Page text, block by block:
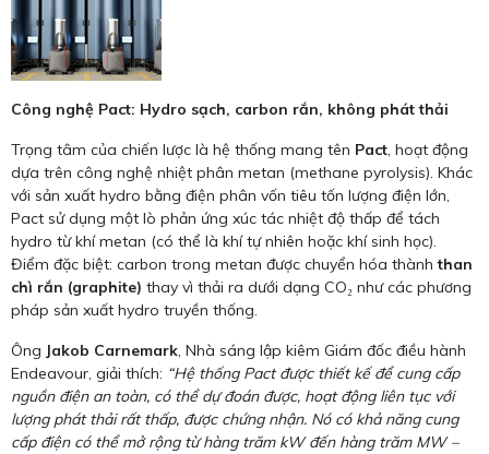
Công nghệ Pact: Hydro sạch, carbon rắn, không phát thải
Trọng tâm của chiến lược là hệ thống mang tên Pact, hoạt động
dựa trên công nghệ nhiệt phân metan (methane pyrolysis). Khác
với sản xuất hydro bằng điện phân vốn tiêu tốn lượng điện lớn,
Pact sử dụng một lò phản ứng xúc tác nhiệt độ thấp để tách
hydro từ khí metan (có thể là khí tự nhiên hoặc khí sinh học).
Điểm đặc biệt: carbon trong metan được chuyển hóa thànhthan
chì rắn (graphite) thay vì thải ra dưới dạng CO₂ như các phương
pháp sản xuất hydro truyền thống.
Ông Jakob Carnemark, Nhà sáng lập kiêm Giám đốc điều hành
Endeavour, giải thích: “Hệ thống Pact được thiết kế để cung cấp
nguồn điện an toàn, có thể dự đoán được, hoạt động liên tục với
lượng phát thải rất thấp, được chứng nhận. Nó có khả năng cung
cấp điện có thể mở rộng từ hàng trăm kW đến hàng trăm MW –